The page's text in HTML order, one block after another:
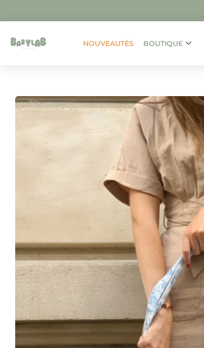
NOUVEAUTÉS BOUTIQUE